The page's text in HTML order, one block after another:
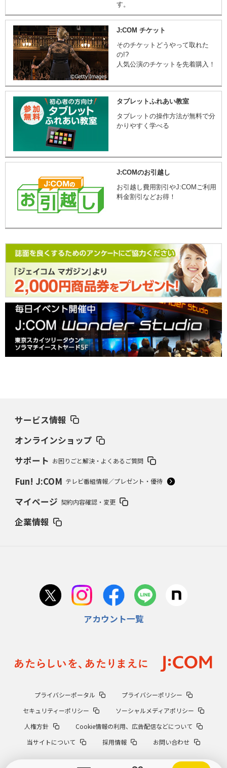
す。
J:COM チケット
そのチケットどうやって取れた
の!?
人気公演のチケットを先着購入！
タブレットふれあい教室
タブレットの操作方法が無料で分
かりやすく学べる
J:COMのお引越し
お引越し費用割引やJ:COMご利用
料金割引などお得！
サービス情報
オンラインショップ
サポート お困りごと解決・よくあるご質問
Fun! J:COM テレビ番組情報／プレゼント・優待
マイページ 契約内容確認・変更
企業情報
アカウント一覧
プライバシーポータル
プライバシーポリシー
セキュリティーポリシー
ソーシャルメディアポリシー
人権方針
Cookie情報の利用、広告配信などについて
当サイトについて
採用情報 お問い合わせ